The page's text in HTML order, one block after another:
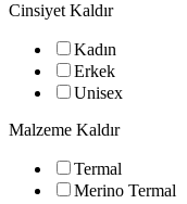
Cinsiyet Kaldır
Kadın
Erkek
Unisex
Malzeme Kaldır
Termal
Merino Termal